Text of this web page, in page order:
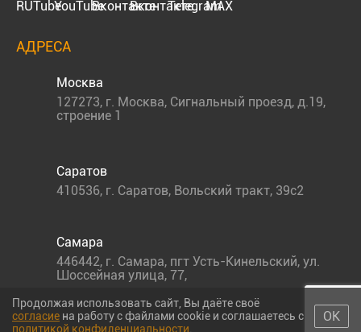
АДРЕСА
Москва
127273, г. Москва, Сигнальный проезд, д.19,
строение 1
Саратов
410536, г. Саратов, Вольский тракт, 39с2
Самара
446442, г. Самара, пгт Усть-Кинельский, ул.
Шоссейная улица, 77,
Продолжая использовать сайт, Вы даёте своё
согласие на работу с файлами cookie и соглашаетесь с
политикой конфиденциальности
ОК